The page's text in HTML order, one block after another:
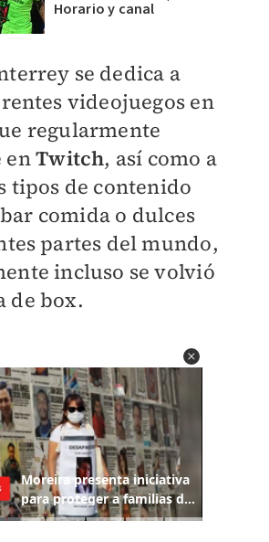
Horario y canal
se dedica a
videojuegos en
regularmente
enTwitch, así como a
tipos de contenido
comida o dulces
partes del mundo,
incluso se volvió
de box.